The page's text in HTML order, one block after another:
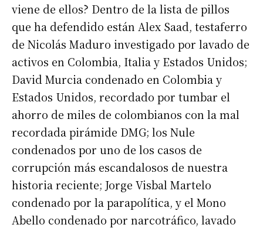
viene de ellos? Dentro de la lista de pillos
que ha defendido están Alex Saad, testaferro
de Nicolás Maduro investigado por lavado de
activos en Colombia, Italia y Estados Unidos;
David Murcia condenado en Colombia y
Estados Unidos, recordado por tumbar el
ahorro de miles de colombianos con la mal
recordada pirámide DMG; los Nule
condenados por uno de los casos de
corrupción más escandalosos de nuestra
historia reciente; Jorge Visbal Martelo
condenado por la parapolítica, y el Mono
Abello condenado por narcotráfico, lavado